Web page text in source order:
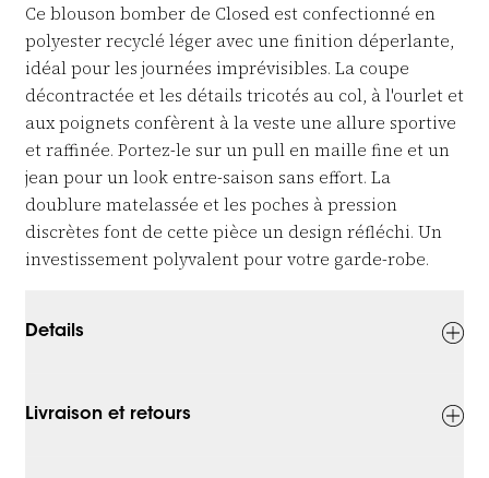
Ce blouson bomber de Closed est confectionné en
polyester recyclé léger avec une finition déperlante,
idéal pour les journées imprévisibles. La coupe
décontractée et les détails tricotés au col, à l'ourlet et
aux poignets confèrent à la veste une allure sportive
et raffinée. Portez-le sur un pull en maille fine et un
jean pour un look entre-saison sans effort. La
doublure matelassée et les poches à pression
discrètes font de cette pièce un design réfléchi. Un
investissement polyvalent pour votre garde-robe.
Details
Livraison et retours